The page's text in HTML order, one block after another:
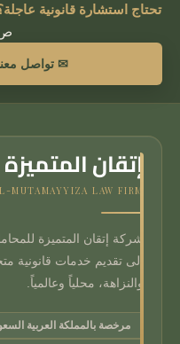
تحتاج استشارة قانونية
ص
✉ تواصل
إتقان
MUTAMAYYIZA LAW FIRM
شركة إتقان المتميزة
إلى تقديم خدمات قانونية
والنزاهة، محلياً وعالمياً.
مرخصة بالمملكة العربية